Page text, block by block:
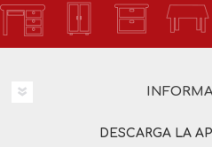
DESCARGA LA